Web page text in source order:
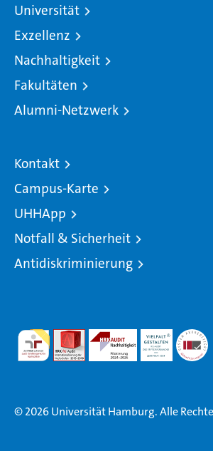
Universität
Exzellenz
Nachhaltigkeit
Fakultäten
Alumni-Netzwerk
Kontakt
Campus-Karte
UHHApp
Notfall & Sicherheit
Antidiskriminierung
© 2026 Universität Hamburg. Alle